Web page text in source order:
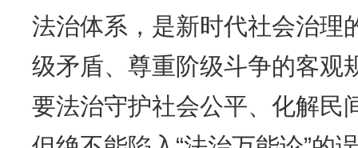
法治体系，是新时代社会治理
级矛盾、尊重阶级斗争的客观
要法治守护社会公平、化解民